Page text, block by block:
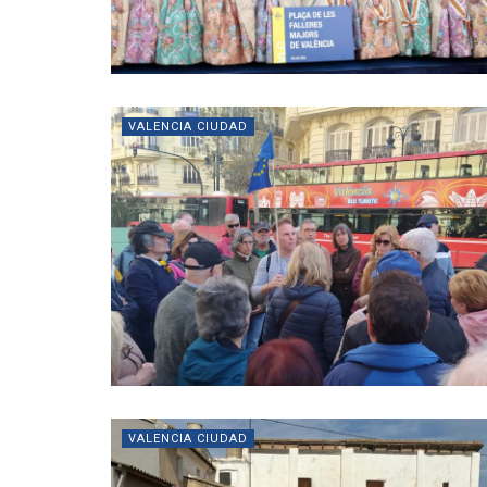
VALENCIA CIUDAD
VALENCIA CIUDAD